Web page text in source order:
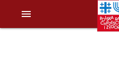
menu